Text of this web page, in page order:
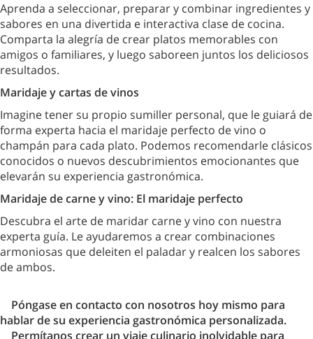
Aprenda a seleccionar, preparar y combinar ingredientes y
sabores en una divertida e interactiva clase de cocina.
Comparta la alegría de crear platos memorables con
amigos o familiares, y luego saboreen juntos los deliciosos
resultados.
Maridaje y cartas de vinos
Imagine tener su propio sumiller personal, que le guiará de
forma experta hacia el maridaje perfecto de vino o
champán para cada plato. Podemos recomendarle clásicos
conocidos o nuevos descubrimientos emocionantes que
elevarán su experiencia gastronómica.
Maridaje de carne y vino: El maridaje perfecto
Descubra el arte de maridar carne y vino con nuestra
experta guía. Le ayudaremos a crear combinaciones
armoniosas que deleiten el paladar y realcen los sabores
de ambos.
Póngase en contacto con nosotros hoy mismo para
hablar de su experiencia gastronómica personalizada.
Permítanos crear un viaje culinario inolvidable para